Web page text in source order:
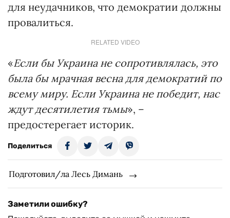
для неудачников, что демократии должны
провалиться.
RELATED VIDEO
«Если бы Украина не сопротивлялась, это
была бы мрачная весна для демократий по
всему миру. Если Украина не победит, нас
ждут десятилетия тьмы», –
предостерегает историк.
Поделиться
Подготовил/ла Лесь Димань
Заметили ошибку?